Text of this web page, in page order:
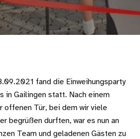
fand die Einweihungsparty
in Gailingen statt. Nach einem
offenen Tür, bei dem wir viele
begrüßen durften, war es nun an
Team und geladenen Gästen zu